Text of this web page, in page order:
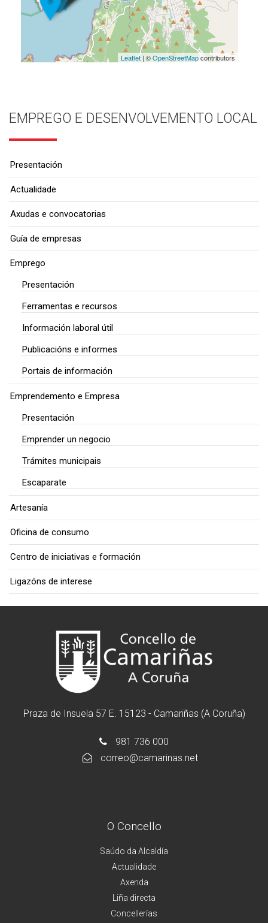
Leaflet| ©OpenStreetMapcontributors
EMPREGO E DESENVOLVEMENTO LOCAL
Presentación
Actualidade
Axudas e convocatorias
Guía de empresas
Emprego
Presentación
Ferramentas e recursos
Información laboral útil
Publicacións e informes
Portais de información
Emprendemento e Empresa
Presentación
Emprender un negocio
Trámites municipais
Escaparate
Artesanía
Oficina de consumo
Centro de iniciativas e formación
Ligazóns de interese
Praza de Insuela 57 E. 15123 - Camariñas (A Coruña)
981 736 000
correo@camarinas.net
O Concello
Saúdo da Alcaldía
Actualidade
Axenda
Liña directa
Concellerías